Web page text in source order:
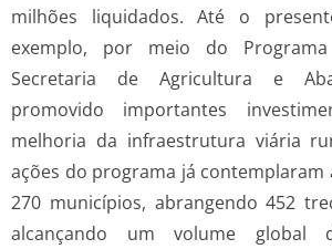
milhões liquidados. Até o
exemplo, por meio do
Secretaria de Agricultura e
promovido importantes
melhoria da infraestrutura viária
ações do programa já
270 municípios, abrangendo 452
alcançando um volume global